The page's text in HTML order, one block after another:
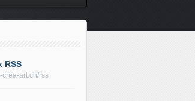
RSS
crea-art.ch/rss